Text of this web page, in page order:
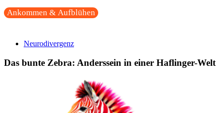
Ankommen & Aufblühen
Neurodivergenz
Das bunte Zebra: Anderssein in einer Haflinger-Welt